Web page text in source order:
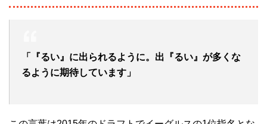
「『るい』に出られるように。出『るい』が多くな
るように期待しています」